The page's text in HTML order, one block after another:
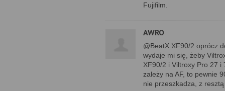
Fujifilm.
AWRO
@BeatX:XF90/2 oprócz
wydaje mi się, żeby
XF90/2 i Viltroxy Pro 27 i
zależy na AF, to pewnie
nie przeszkadza, z